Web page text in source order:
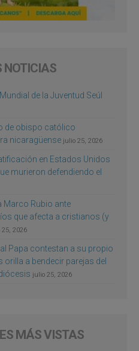
NOTICIAS
de la Juventud Seúl
de obispo católico
nicaragüense julio 25, 2026
en Estados Unidos
murieron defendiendo el
Marco Rubio ante
que afecta a cristianos (y
25, 2026
Papa contestan a su propio
a bendecir parejas del
julio 25, 2026
MÁS VISTAS